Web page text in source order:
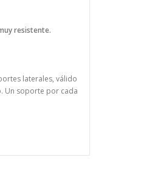
resistente.
laterales, válido
Un soporte por cada